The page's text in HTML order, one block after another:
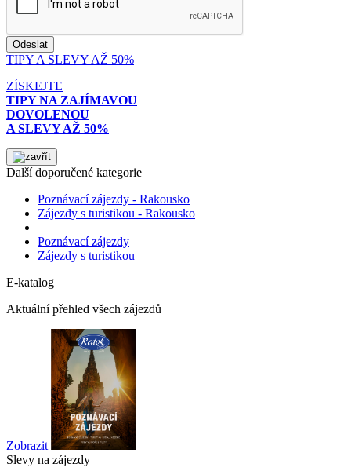
TIPY A SLEVY AŽ 50%
ZÍSKEJTE
TIPY NA ZAJÍMAVOU
DOVOLENOU
A SLEVY AŽ 50%
Další doporučené kategorie
Poznávací zájezdy - Rakousko
Zájezdy s turistikou - Rakousko
Poznávací zájezdy
Zájezdy s turistikou
E-katalog
Aktuální přehled všech zájezdů
Zobrazit
Slevy na zájezdy